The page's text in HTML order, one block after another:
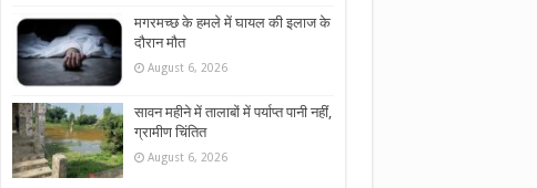
मगरमच्छ के हमले में घायल की इलाज के
दौरान मौत
August 6, 2026
सावन महीने में तालाबों में पर्याप्त पानी नहीं,
ग्रामीण चिंतित
August 6, 2026